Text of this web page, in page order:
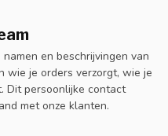
en beschrijvingen van
wie je orders verzorgt, wie je
Dit persoonlijke contact
met onze klanten.